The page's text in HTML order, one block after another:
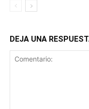
DEJA UNA